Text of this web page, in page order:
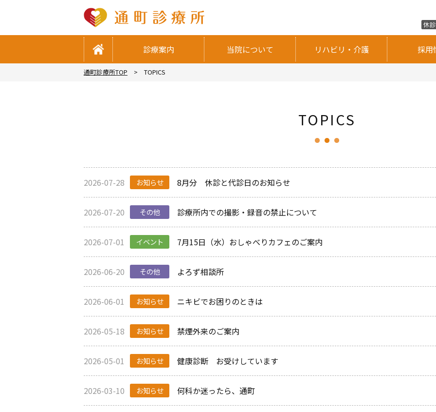
休
診療案内 当院について リハビリ・介護 採用
通町診療所TOP TOPICS
TOPICS
2026-07-28 お知らせ 8月分 休診と代診日のお知らせ
2026-07-20 その他 診療所内での撮影・録音の禁止について
2026-07-01 イベント 7月15日（水）おしゃべりカフェのご案内
2026-06-20 その他 よろず相談所
2026-06-01 お知らせ ニキビでお困りのときは
2026-05-18 お知らせ 禁煙外来のご案内
2026-05-01 お知らせ 健康診断 お受けしています
2026-03-10 お知らせ 何科か迷ったら、通町